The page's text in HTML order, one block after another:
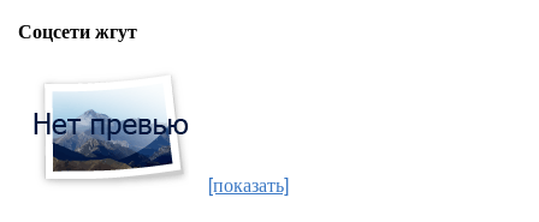
Соцсети жгут
[показать]